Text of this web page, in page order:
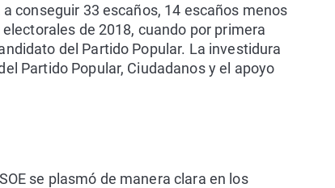
conseguir 33 escaños, 14 escaños menos
de 2018, cuando por primera
del Partido Popular. La investidura
Partido Popular, Ciudadanos y el apoyo
se plasmó de manera clara en los